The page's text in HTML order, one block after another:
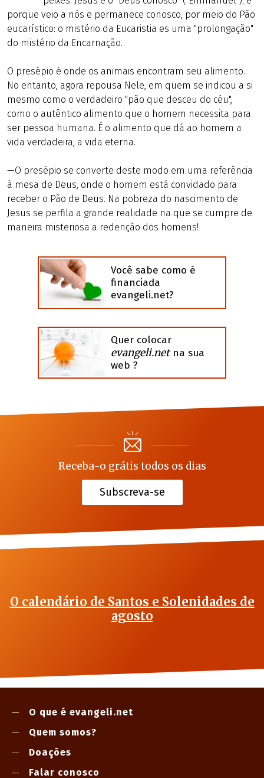
porque veio a nós e permanece conosco, por meio do Pão
eucarístico: o mistério da Eucaristia es uma "prolongação"
do mistério da Encarnação.
O presépio é onde os animais encontram seu alimento.
No entanto, agora repousa Nele, em quem se indicou a si
mesmo como o verdadeiro "pão que desceu do céu",
como o autêntico alimento que o homem necessita para
ser pessoa humana. É o alimento que dá ao homem a
vida verdadeira, a vida eterna.
—O presépio se converte deste modo em uma referência
à mesa de Deus, onde o homem está convidado para
receber o Pão de Deus. Na pobreza do nascimento de
Jesus se perfila a grande realidade na que se cumpre de
maneira misteriosa a redenção dos homens!
Você sabe como é
financiada
evangeli.net?
Quer colocar
evangeli.netna sua
web ?
Receba-o grátis todos os dias
Subscreva-se
O calendário de Santos e Solenidades de
agosto
O que é evangeli.net
Quem somos?
Doações
Falar conosco